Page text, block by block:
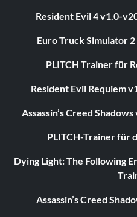
Resident Evil 4 v1.0-
Euro Truck Simulator
PLITCH Trainer für
Resident Evil Requiem
Assassin’s Creed
PLITCH-Trainer für
Dying Light: The Following
Assassin’s Creed